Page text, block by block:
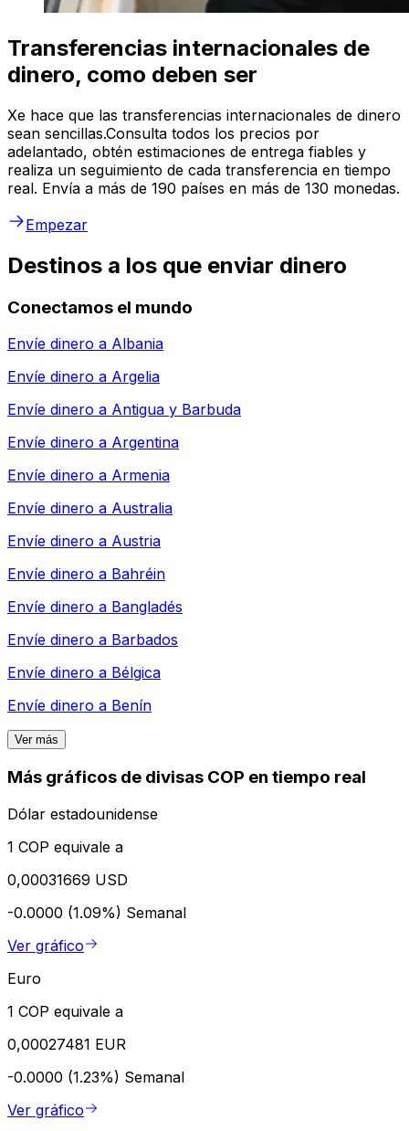
Transferencias internacionales de
dinero, como deben ser
Xe hace que las transferencias internacionales de dinero
sean sencillas.Consulta todos los precios por
adelantado, obtén estimaciones de entrega fiables y
realiza un seguimiento de cada transferencia en tiempo
real. Envía a más de 190 países en más de 130 monedas.
Empezar
Destinos a los que enviar dinero
Conectamos el mundo
Envíe dinero a Albania
Envíe dinero a Argelia
Envíe dinero a Antigua y Barbuda
Envíe dinero a Argentina
Envíe dinero a Armenia
Envíe dinero a Australia
Envíe dinero a Austria
Envíe dinero a Bahréin
Envíe dinero a Bangladés
Envíe dinero a Barbados
Envíe dinero a Bélgica
Envíe dinero a Benín
Ver más
Más gráficos de divisas COP en tiempo real
Dólar estadounidense
1 COP equivale a
0,00031669 USD
-0.0000 (1.09%) Semanal
Ver gráfico
Euro
1 COP equivale a
0,00027481 EUR
-0.0000 (1.23%) Semanal
Ver gráfico